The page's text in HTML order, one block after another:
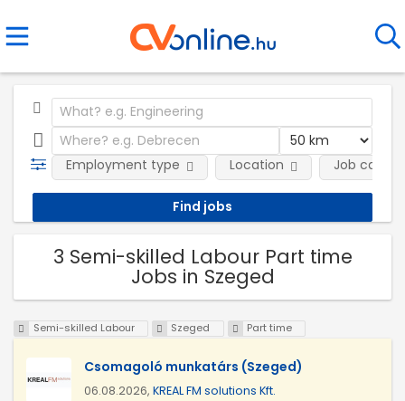
Employment type Location Job
3 Semi-skilled Labour Part time
Jobs in Szeged
Semi-skilled Labour Szeged Part time
Csomagoló munkatárs (Szeged)
06.08.2026, KREAL FM solutions Kft.